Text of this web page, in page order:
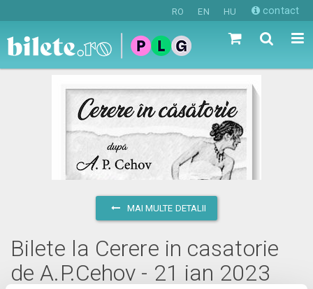
RO EN HU contact
MAI MULTE DETALII
Bilete la Cerere in casatorie
de A.P.Cehov - 21 ian 2023